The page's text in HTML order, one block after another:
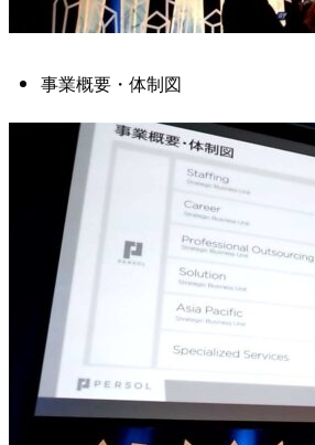
事業概要・体制図